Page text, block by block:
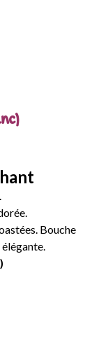
Bouche